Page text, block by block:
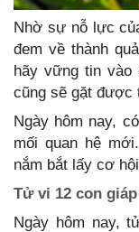
Nhờ sự nỗ lực
đem về thành
hãy vững tin vào
cũng sẽ gặt được
Ngày hôm nay,
mối quan hệ
nắm bắt lấy cơ
Tử vi 12 con
Ngày hôm nay,